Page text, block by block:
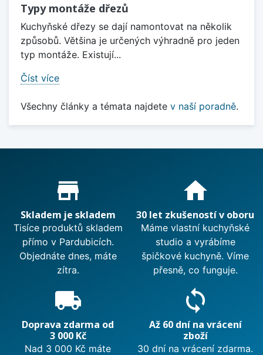
Typy montáže dřezů
Kuchyňské dřezy se dají namontovat na několik
způsobů. Většina je určených výhradně pro jeden
typ montáže. Existují...
Číst více
Všechny články a témata najdete v naší poradně.
Proč nakupovat u nás?
store_mall_directory
Skladem je skladem
Tisíce produktů skladem
přímo v Pardubicích.
Objednáte dnes, máte
zítra.
home
30 let zkušeností v oboru
Máme vlastní kuchyňské
studio a vyrábíme
špičkové kuchyně. Víme
přesně, co funguje.
local_shipping
Doprava zdarma od
3 000 Kč
Nad 3 000 Kč máte
sync
Až 60 dní na vrácení
zboží
30 dní na vrácení zdarma.